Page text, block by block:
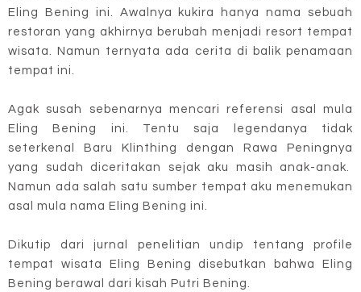
Eling Bening ini. Awalnya kukira hanya nama sebuah
restoran yang akhirnya berubah menjadi resort tempat
wisata. Namun ternyata ada cerita di balik penamaan
tempat ini.
Agak susah sebenarnya mencari referensi asal mula
Eling Bening ini. Tentu saja legendanya tidak
seterkenal Baru Klinthing dengan Rawa Peningnya
yang sudah diceritakan sejak aku masih anak-anak.
Namun ada salah satu sumber tempat aku menemukan
asal mula nama Eling Bening ini.
Dikutip dari jurnal penelitian undip tentang profile
tempat wisata Eling Bening disebutkan bahwa Eling
Bening berawal dari kisah Putri Bening.